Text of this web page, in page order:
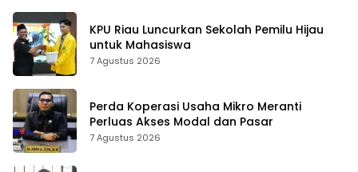
KPU Riau Luncurkan Sekolah Pemilu Hijau
untuk Mahasiswa
7 Agustus 2026
Perda Koperasi Usaha Mikro Meranti
Perluas Akses Modal dan Pasar
7 Agustus 2026